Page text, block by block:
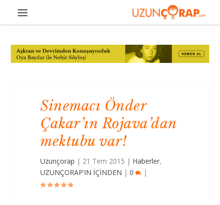
Sinemacı Önder
Çakar’ın Rojava’dan
mektubu var!
Uzunçorap | 21 Tem 2015 | Haberler,
UZUNÇORAP’IN İÇİNDEN |0 |